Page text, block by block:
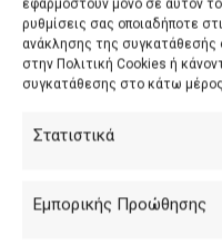
εφαρμοστούν μόνο σε αυτόν
ρυθμίσεις σας οποιαδήποτε
ανάκλησης της συγκατάθεσής
στην Πολιτική Cookies ή
συγκατάθεσης στο κάτω
Στατιστικά
Εμπορικής Προώθησης